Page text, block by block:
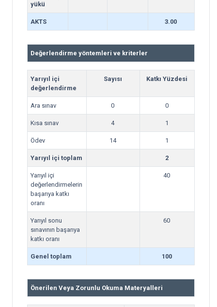
yükü
AKTS 3.00
Değerlendirme yöntemleri ve kriterler
Yarıyıl içi
değerlendirme
Sayısı Katkı Yüzdesi
Ara sınav 0 0
Kısa sınav 4 1
Ödev 14 1
Yarıyıl içi toplam 2
Yarıyıl içi
değerlendirmelerin
başarıya katkı
oranı
40
Yarıyıl sonu
sınavının başarıya
katkı oranı
60
Genel toplam 100
Önerilen Veya Zorunlu Okuma Materyalleri